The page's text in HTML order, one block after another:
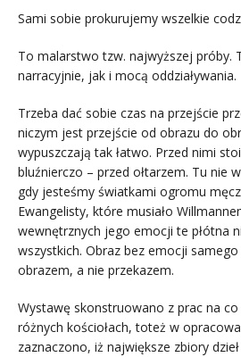
Sami sobie prokurujemy wszelkie
To malarstwo tzw. najwyższej próby.
narracyjnie, jak i mocą oddziaływania.
Trzeba dać sobie czas na przejście
niczym jest przejście od obrazu do
wypuszczają tak łatwo. Przed nimi
bluźnierczo – przed ołtarzem. Tu nie
gdy jesteśmy światkami ogromu
Ewangelisty, które musiało
wewnętrznych jego emocji te płótna
wszystkich. Obraz bez emocji
obrazem, a nie przekazem.
Wystawę skonstruowano z prac na
różnych kościołach, toteż w
zaznaczono, iż największe zbiory